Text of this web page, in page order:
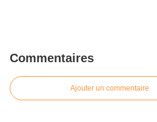
Commentaires
Ajouter un commentaire